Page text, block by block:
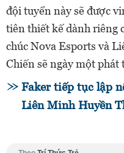
đội tuyển này sẽ được
tiên thiết kế dành riêng
chúc Nova Esports và
Chiến sẽ ngày một
Faker tiếp tục lập
Liên Minh Huyền